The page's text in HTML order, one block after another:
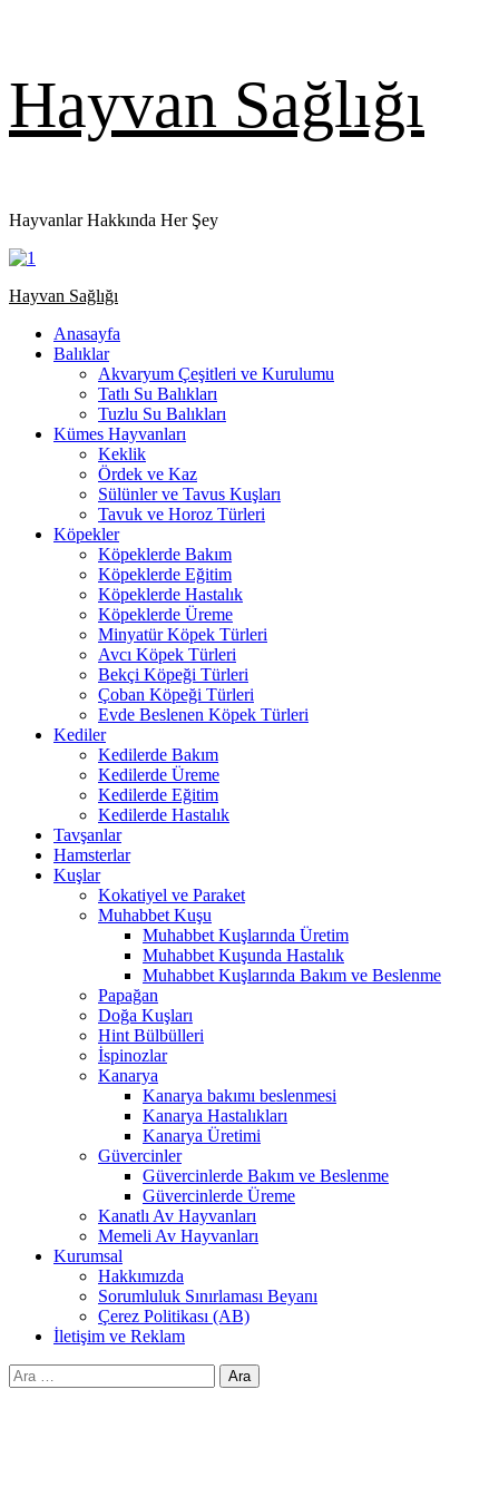
Hayvan Sağlığı
Hayvanlar Hakkında Her Şey
Primary
Hayvan Sağlığı
Anasayfa
Balıklar
Akvaryum Çeşitleri ve Kurulumu
Tatlı Su Balıkları
Tuzlu Su Balıkları
Kümes Hayvanları
Keklik
Ördek ve Kaz
Sülünler ve Tavus Kuşları
Tavuk ve Horoz Türleri
Köpekler
Köpeklerde Bakım
Köpeklerde Eğitim
Köpeklerde Hastalık
Köpeklerde Üreme
Minyatür Köpek Türleri
Avcı Köpek Türleri
Bekçi Köpeği Türleri
Çoban Köpeği Türleri
Evde Beslenen Köpek Türleri
Kediler
Kedilerde Bakım
Kedilerde Üreme
Kedilerde Eğitim
Kedilerde Hastalık
Tavşanlar
Hamsterlar
Kuşlar
Kokatiyel ve Paraket
Muhabbet Kuşu
Muhabbet Kuşlarında Üretim
Muhabbet Kuşunda Hastalık
Muhabbet Kuşlarında Bakım ve Beslenme
Papağan
Doğa Kuşları
Hint Bülbülleri
İspinozlar
Kanarya
Kanarya bakımı beslenmesi
Kanarya Hastalıkları
Kanarya Üretimi
Güvercinler
Güvercinlerde Bakım ve Beslenme
Güvercinlerde Üreme
Kanatlı Av Hayvanları
Memeli Av Hayvanları
Kurumsal
Hakkımızda
Sorumluluk Sınırlaması Beyanı
Çerez Politikası (AB)
İletişim ve Reklam
Arama: